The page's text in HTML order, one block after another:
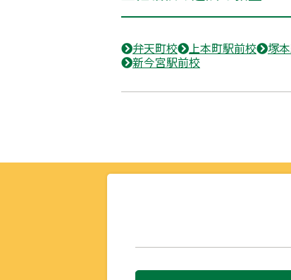
弁天町校 上本町駅前校 塚
新今宮駅前校